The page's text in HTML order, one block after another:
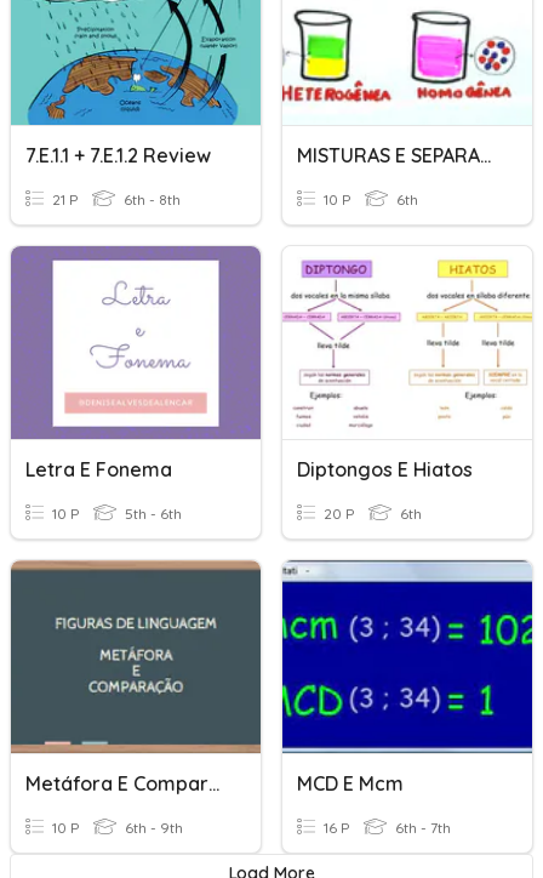
7.E.1.1 + 7.E.1.2 Review
21 P 6th - 8th
MISTURAS E SEPARAÇÃO
10 P 6th
Letra E Fonema
10 P 5th - 6th
Diptongos E Hiatos
20 P 6th
Metáfora E Comparação
10 P 6th - 9th
MCD E Mcm
16 P 6th - 7th
Load More